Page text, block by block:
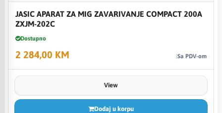
JASIC APARAT ZA MIG ZAVARIVANJE COMPACT 200A
ZXJM-202C
Dostupno
2 284,00 KM Sa PDV-om
View
Dodaj u korpu